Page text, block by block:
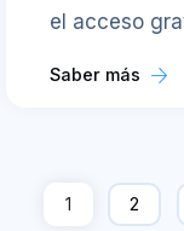
el acceso
Saber más
1 2